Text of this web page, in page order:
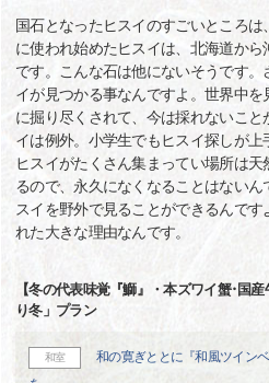
国石となったヒスイのすごいところ
に使われ始めたヒスイは、北海道か
です。こんな石は他にないそうです
イが見つかる事なんですよ。世界中を
に掘り尽くされて、今は採れないこ
イは例外。小学生でもヒスイ探しが上
ヒスイがたくさん集まってい場所は
るので、永久になくなることはない
スイを野外で見ることができるんで
れた大きな理由なんです。
【冬の代表味覚『鰤』・本ズワイ蟹･国
り冬」プラン
和室
和の寛ぎととに『和風ツイン